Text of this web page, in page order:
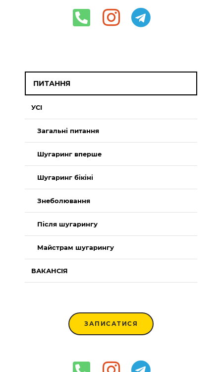
ПИТАННЯ
УСІ
Загальні питання
Шугаринг вперше
Шугаринг бікіні
Знеболювання
Після шугарингу
Майстрам шугарингу
ВАКАНСІЯ
ЗАПИСАТИСЯ